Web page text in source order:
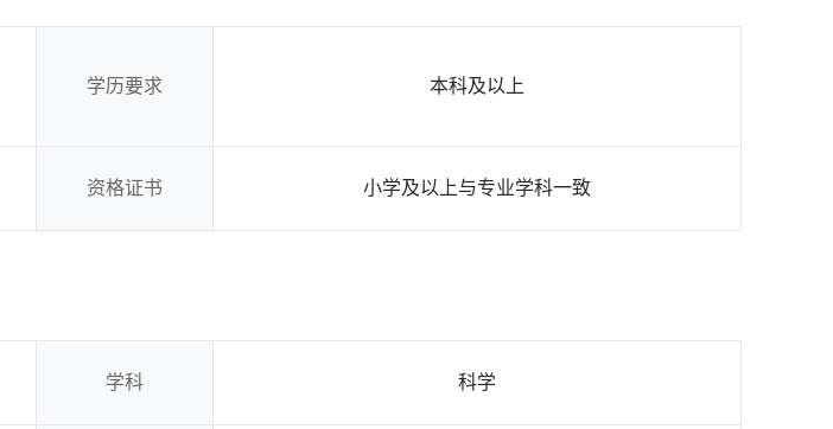
学历要求 本科及以上
资格证书 小学及以上与专业学科一致
学科 科学